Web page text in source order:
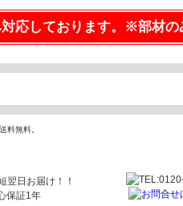
応しております。※部材
料無料。